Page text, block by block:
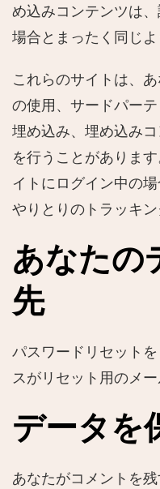
め込みコンテンツは
場合とまったく同じよ
これらのサイトは、
の使用、サードパー
埋め込み、埋め込み
を行うことがありま
イトにログイン中の
やりとりのトラッキン
あなたの
先
パスワードリセット
スがリセット用のメー
データを
あなたがコメントを